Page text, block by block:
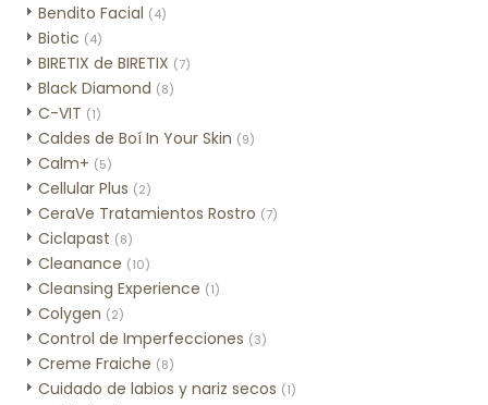
Bendito Facial (4)
Biotic (4)
BIRETIX de BIRETIX (7)
Black Diamond (8)
C-VIT (1)
Caldes de Boí In Your Skin (9)
Calm+ (5)
Cellular Plus (2)
CeraVe Tratamientos Rostro (7)
Ciclapast (8)
Cleanance (10)
Cleansing Experience (1)
Colygen (2)
Control de Imperfecciones (3)
Creme Fraiche (8)
Cuidado de labios y nariz secos (1)